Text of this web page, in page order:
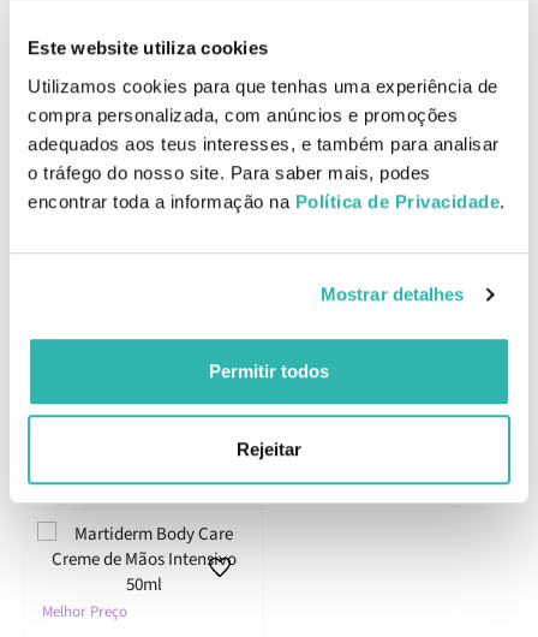
Este website utiliza cookies
Utilizamos cookies para que tenhas uma experiência de
compra personalizada, com anúncios e promoções
adequados aos teus interesses, e também para analisar
o tráfego do nosso site. Para saber mais, podes
encontrar toda a informação na Política de Privacidade.
Mostrar detalhes
Permitir todos
Rejeitar
Ingredientes
15% Óxido de Alumínio: Efeito esfoliante físico.
6% Grânulos de Sílica.
2% Ácido Salicílico: Antissético e seborregulador.
Bentonita, Óxido de Zinco: Limpeza, absorvente de sebo e
desincrustante.
EAN: 8437000435204
Informações de Segurança
Produtos Relacionados
Melhor Preço